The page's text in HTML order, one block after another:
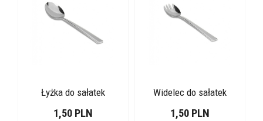
Łyżka do sałatek
1,50 PLN
Widelec do sałatek
1,50 PLN